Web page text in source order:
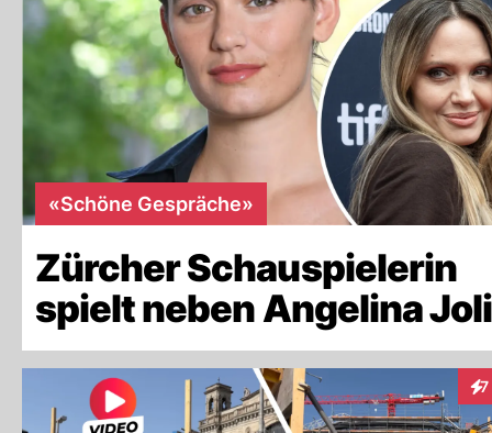
«Schöne Gespräche»
Zürcher Schauspielerin
spielt neben Angelina
7